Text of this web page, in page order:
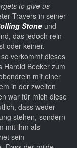
to give us
Travers in seiner
Stone und
das jedoch rein
oder keiner,
verkommt dieses
Harold Becker zum
mit einer
in der zweiten
war für mich diese
dass weder
stehen, sondern
mit ihm als
sein